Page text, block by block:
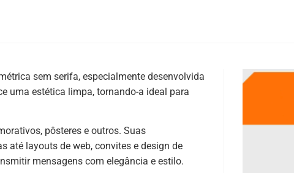
sem serifa, especialmente desenvolvida
uma estética limpa, tornando-a ideal para
pôsteres e outros. Suas
até layouts de web, convites e design de
mensagens com elegância e estilo.